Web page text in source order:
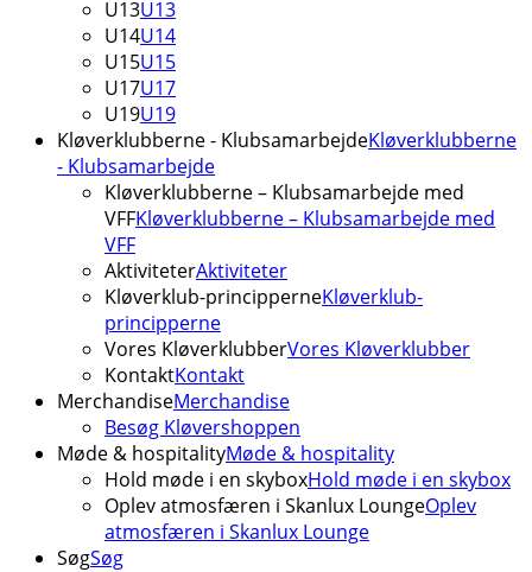
U13U13
U14U14
U15U15
U17U17
U19U19
Kløverklubberne - KlubsamarbejdeKløverklubberne
- Klubsamarbejde
Kløverklubberne – Klubsamarbejde med
VFFKløverklubberne – Klubsamarbejde med
VFF
AktiviteterAktiviteter
Kløverklub-principperneKløverklub-
principperne
Vores KløverklubberVores Kløverklubber
KontaktKontakt
MerchandiseMerchandise
Besøg Kløvershoppen
Møde & hospitalityMøde & hospitality
Hold møde i en skyboxHold møde i en skybox
Oplev atmosfæren i Skanlux LoungeOplev
atmosfæren i Skanlux Lounge
SøgSøg